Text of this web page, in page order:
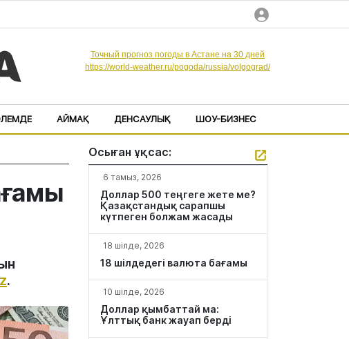
Точный прогноз погоды в Астане на 30 дней
https://world-weather.ru/pogoda/russia/volgograd/
АЙМАҚ ДЕНСАУЛЫҚ ШОУ-БИЗНЕС
.
Осыған ұқсас:
6 тамыз, 2026
Доллар 500 теңгеге жете ме?
Қазақстандық сарапшы
күтпеген болжам жасады
18 шілде, 2026
18 шілдедегі валюта бағамы
10 шілде, 2026
Доллар қымбаттай ма:
Ұлттық банк жауап берді